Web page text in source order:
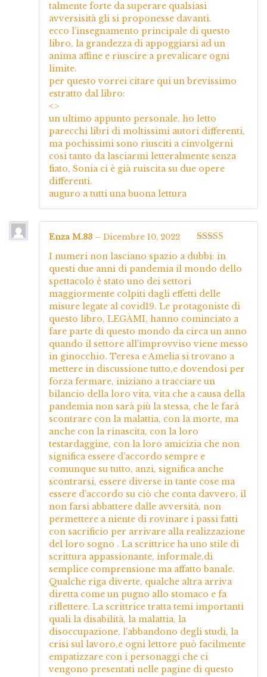
talmente forte da superare qualsiasi
avversisità gli si proponesse davanti.
ecco l’insegnamento principale di questo
libro, la grandezza di appoggiarsi ad un
anima affine e riuscire a prevalicare ogni
limite.
per questo vorrei citare qui un brevissimo
estratto dal libro:
<>
un ultimo appunto personale, ho letto
parecchi libri di moltissimi autori differenti,
ma pochissimi sono riusciti a cinvolgerni
cosi tanto da lasciarmi letteralmente senza
fiato, Sonia ci è già ruiscita su due opere
differenti.
auguro a tutti una buona lettura
Valutato
5
Enza M.83 – Dicembre 10, 2022
I numeri non lasciano spazio a dubbi: in
questi due anni di pandemia il mondo dello
spettacolo è stato uno dei settori
maggiormente colpiti dagli effetti delle
misure legate al covid19. Le protagoniste di
questo libro, LEGÀMI, hanno cominciato a
fare parte di questo mondo da circa un anno
quando il settore all’improvviso viene messo
in ginocchio. Teresa e Amelia si trovano a
mettere in discussione tutto,e dovendosi per
forza fermare, iniziano a tracciare un
bilancio della loro vita, vita che a causa della
pandemia non sarà più la stessa, che le farà
scontrare con la malattia, con la morte, ma
anche con la rinascita, con la loro
testardaggine, con la loro amicizia che non
significa essere d’accordo sempre e
comunque su tutto, anzi, significa anche
scontrarsi, essere diverse in tante cose ma
essere d’accordo su ciò che conta davvero, il
non farsi abbattere dalle avversità, non
permettere a niente di rovinare i passi fatti
con sacrificio per arrivare alla realizzazione
del loro sogno . La scrittrice ha uno stile di
scrittura appassionante, informale,di
semplice comprensione ma affatto banale.
Qualche riga diverte, qualche altra arriva
diretta come un pugno allo stomaco e fa
riflettere. La scrittrice tratta temi importanti
quali la disabilità, la malattia, la
disoccupazione, l’abbandono degli studi, la
crisi sul lavoro,e ogni lettore può facilmente
empatizzare con i personaggi che ci
vengono presentati nelle pagine di questo